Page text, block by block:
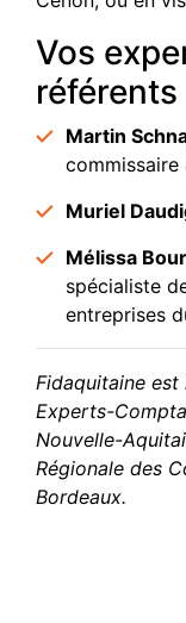
Vos
référents
Martin
Muriel
Mélissa
spécialiste
entreprises
Fidaquitaine est
Experts-
Nouvelle-
Régionale des
Bordeaux.